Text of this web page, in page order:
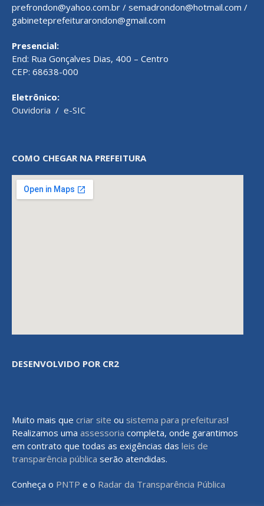
prefrondon@yahoo.com.br / semadrondon@hotmail.com /
gabineteprefeiturarondon@gmail.com
Presencial:
End: Rua Gonçalves Dias, 400 – Centro
CEP: 68638-000
Eletrônico:
Ouvidoria / e-SIC
COMO CHEGAR NA PREFEITURA
DESENVOLVIDO POR CR2
Muito mais que criar site ou sistema para prefeituras!
Realizamos uma assessoria completa, onde garantimos
em contrato que todas as exigências das leis de
transparência pública serão atendidas.
Conheça o PNTP e o Radar da Transparência Pública